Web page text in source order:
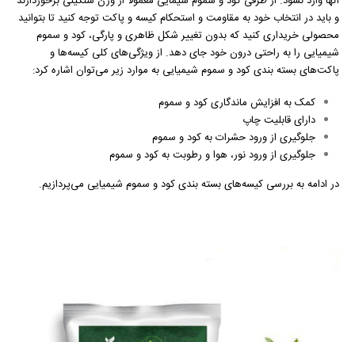
استفاده
کرد؟
و باید در انتخاب خود به مقاومت و استحکام کیسه و پاکت توجه کنید تا بتوانید
محصولی خریداری کنید که بدون تغییر شکل ظاهری و پارگی، کود و سموم
شیمیایی را به راحتی درون خود جای دهد. از ویژگی‌های کلی کیسه‌ها و
پاکت‌های بسته بندی کود و سموم شیمیایی به موارد زیر می‌توان اشاره کرد:
کمک به افزایش ماندگاری کود و سموم
دارای قابلیت چاپ
جلوگیری از ورود حشرات به کود و سموم
جلوگیری از ورود نور، هوا و رطوبت به کود و سموم
در ادامه به بررسی کیسه‌های بسته بندی کود و سموم شیمیایی می‌پردازیم.